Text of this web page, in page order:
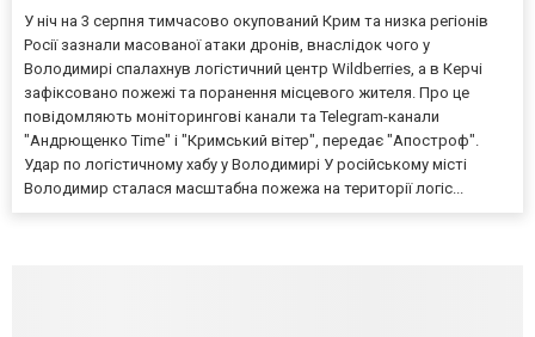
У ніч на 3 серпня тимчасово окупований Крим та низка регіонів
Росії зазнали масованої атаки дронів, внаслідок чого у
Володимирі спалахнув логістичний центр Wildberries, а в Керчі
зафіксовано пожежі та поранення місцевого жителя. Про це
повідомляють моніторингові канали та Telegram-канали
"Андрющенко Time" і "Кримський вітер", передає "Апостроф".
Удар по логістичному хабу у Володимирі У російському місті
Володимир сталася масштабна пожежа на території логіс...